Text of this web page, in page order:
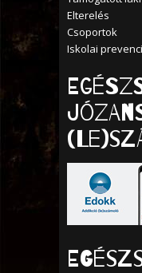
Elterelés
Csoportok
Iskolai